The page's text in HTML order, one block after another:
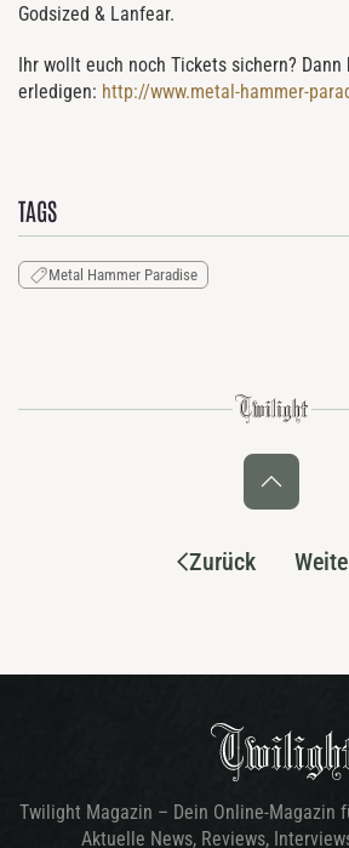
Godsized & Lanfear.
Ihr wollt euch noch Tickets sichern?
erledigen: http://www.metal-hammer-
TAGS
Metal Hammer Paradise
Zurück
Twilight Magazin – Dein Online-Magazin
Aktuelle News, Reviews,